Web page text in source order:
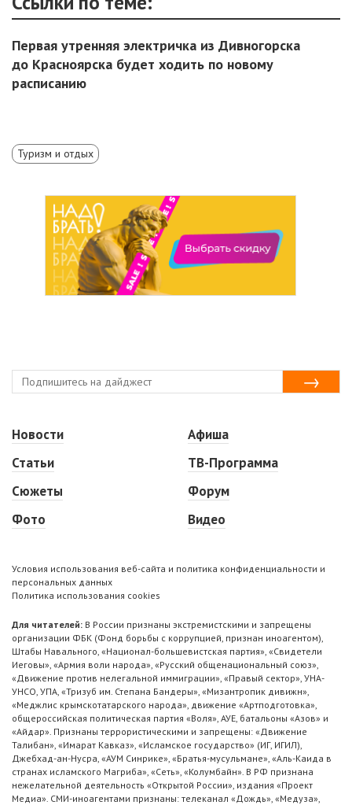
Первая утренняя электричка из Дивногорска
до Красноярска будет ходить по новому
расписанию
Туризм и отдых
Новости
Статьи
Сюжеты
Фото
Афиша
ТВ-Программа
Форум
Видео
Условия использования веб-сайта и политика конфиденциальности и
персональных данных
Политика использования cookies
Для читателей: В России признаны экстремистскими и запрещены
организации ФБК (Фонд борьбы с коррупцией, признан иноагентом),
Штабы Навального, «Национал-большевистская партия», «Свидетели
Иеговы», «Армия воли народа», «Русский общенациональный союз»,
«Движение против нелегальной иммиграции», «Правый сектор», УНА-
УНСО, УПА, «Тризуб им. Степана Бандеры», «Мизантропик дивижн»,
«Меджлис крымскотатарского народа», движение «Артподготовка»,
общероссийская политическая партия «Воля», АУЕ, батальоны «Азов» и
«Айдар». Признаны террористическими и запрещены: «Движение
Талибан», «Имарат Кавказ», «Исламское государство» (ИГ, ИГИЛ),
Джебхад-ан-Нусра, «АУМ Синрике», «Братья-мусульмане», «Аль-Каида в
странах исламского Магриба», «Сеть», «Колумбайн». В РФ признана
нежелательной деятельность «Открытой России», издания «Проект
Медиа». СМИ-иноагентами признаны: телеканал «Дождь», «Медуза»,